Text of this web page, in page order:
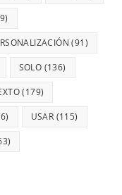
(91)
SOLO (136)
(179)
USAR (115)